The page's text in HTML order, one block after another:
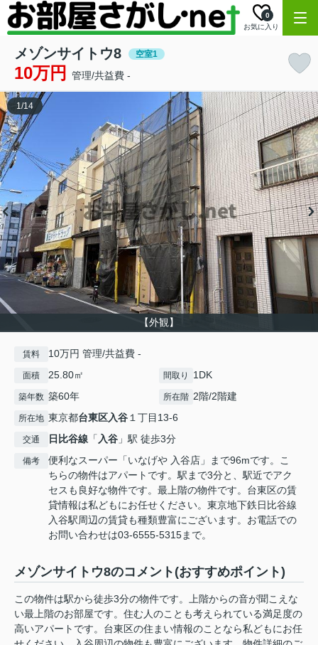
お気に入り
0
メゾンサイトウ8 空室1
10万円 管理/共益費 -
【外観】
1/14
賃料 10万円 管理/共益費 -
面積 25.80㎡ 間取り 1DK
築年数 築60年 所在階 2階/2階建
所在地 東京都台東区入谷１丁目13-6
交通 日比谷線 「入谷 」駅 徒歩3分
備考
便利なスーパー「いなげや 入谷店」まで96mです。こ
ちらの物件はアパートです。駅まで3分と、駅近でアク
セスも良好な物件です。最上階の物件です。台東区の賃
貸情報は私どもにお任せください。東京地下鉄日比谷線
入谷駅周辺の賃貸も種類豊富にございます。お電話での
お問い合わせは03-6555-5315まで。
メゾンサイトウ8のコメント(おすすめポイント)
この物件は駅から徒歩3分の物件です。上階からの音が聞こえな
い最上階のお部屋です。住む人のことも考えられている満足度の
高いアパートです。台東区の住まい情報のことなら私どもにお任